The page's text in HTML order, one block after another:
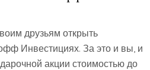
друзьям открыть
Инвестициях. За это и вы, и
акции стоимостью до